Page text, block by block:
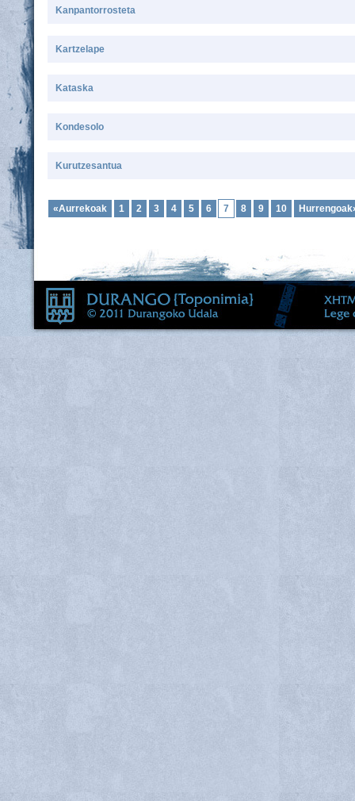
Kanpantorrosteta
Kartzelape
Kataska
Kondesolo
Kurutzesantua
«Aurrekoak 1 2 3 4 5 6 7 8 9 10